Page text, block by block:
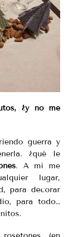
¿y no me
guerra y
¿qué le
. A mi me
lugar,
para decorar
para todo…